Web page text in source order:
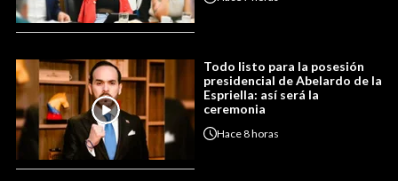
Todo listo para la posesión
presidencial de Abelardo de la
Espriella: así será la
ceremonia
Hace8 horas